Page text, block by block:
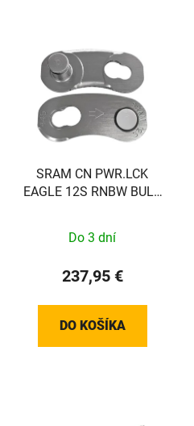
SRAM CN PWR.LCK
EAGLE 12S RNBW BULK
Do 3 dní
237,95 €
DO KOŠÍKA